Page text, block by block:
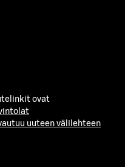
ovat
uuteen välilehteen